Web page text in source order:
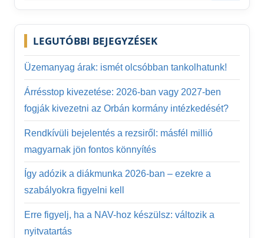
Search
LEGUTÓBBI BEJEGYZÉSEK
Üzemanyag árak: ismét olcsóbban tankolhatunk!
Árrésstop kivezetése: 2026-ban vagy 2027-ben
fogják kivezetni az Orbán kormány intézkedését?
Rendkívüli bejelentés a rezsiről: másfél millió
magyarnak jön fontos könnyítés
Így adózik a diákmunka 2026-ban – ezekre a
szabályokra figyelni kell
Erre figyelj, ha a NAV-hoz készülsz: változik a
nyitvatartás